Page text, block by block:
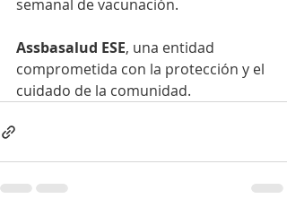
semanal de vacunación.
Assbasalud ESE, una entidad
comprometida con la protección y el
cuidado de la comunidad.